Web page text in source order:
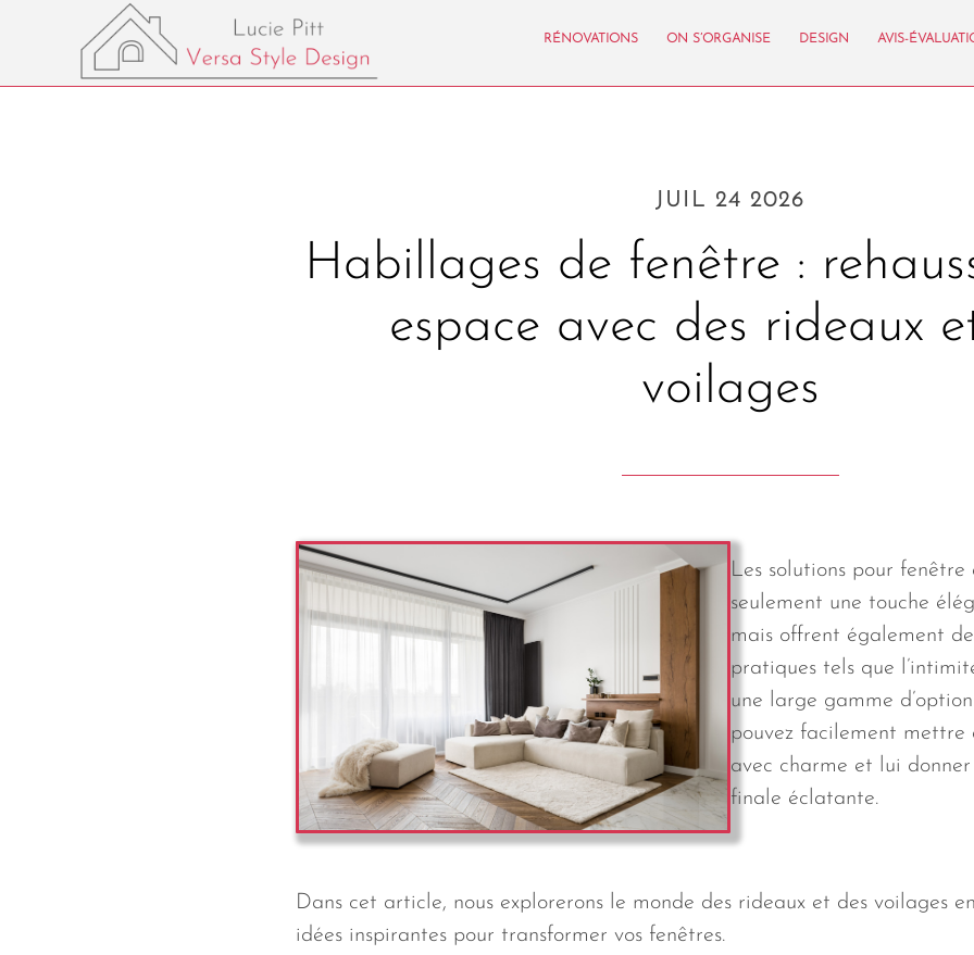
RÉNOVATIONS ON S’ORGANISE DESIGN AVIS-
JUIL 24 2026
Habillages de fenêtre :
espace avec des rideaux
voilages
Les solutions pour
seulement une touche
mais offrent également
pratiques tels que
une large gamme
pouvez facilement mettre
avec charme et lui
finale éclatante.
Dans cet article, nous explorerons le monde des rideaux et des voilages
idées inspirantes pour transformer vos fenêtres.